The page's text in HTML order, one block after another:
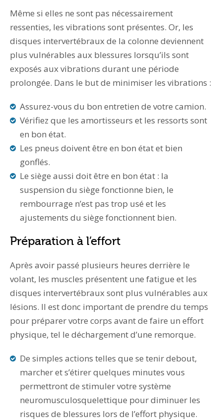
Même si elles ne sont pas nécessairement
ressenties, les vibrations sont présentes. Or, les
disques intervertébraux de la colonne deviennent
plus vulnérables aux blessures lorsqu’ils sont
exposés aux vibrations durant une période
prolongée. Dans le but de minimiser les vibrations :
Assurez-vous du bon entretien de votre camion.
Vérifiez que les amortisseurs et les ressorts sont
en bon état.
Les pneus doivent être en bon état et bien
gonflés.
Le siège aussi doit être en bon état : la
suspension du siège fonctionne bien, le
rembourrage n’est pas trop usé et les
ajustements du siège fonctionnent bien.
Préparation à l’effort
Après avoir passé plusieurs heures derrière le
volant, les muscles présentent une fatigue et les
disques intervertébraux sont plus vulnérables aux
lésions. Il est donc important de prendre du temps
pour préparer votre corps avant de faire un effort
physique, tel le déchargement d’une remorque.
De simples actions telles que se tenir debout,
marcher et s’étirer quelques minutes vous
permettront de stimuler votre système
neuromusculosquelettique pour diminuer les
risques de blessures lors de l’effort physique.